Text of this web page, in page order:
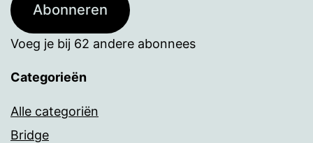
Abonneren
Voeg je bij 62 andere abonnees
Categorieën
Alle categoriën
Bridge